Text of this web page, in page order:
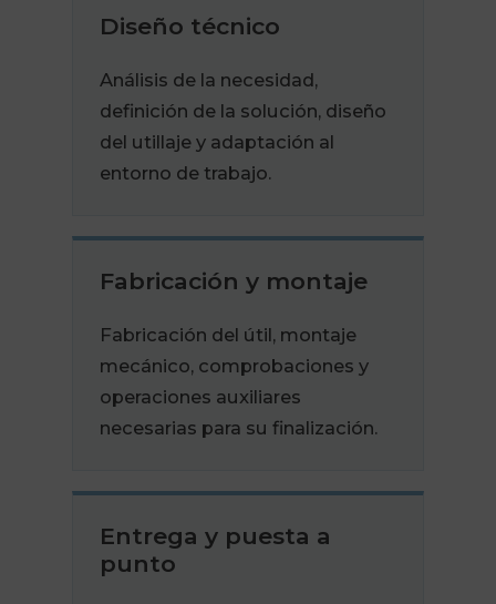
Diseño técnico
Análisis de la necesidad,
definición de la solución, diseño
del utillaje y adaptación al
entorno de trabajo.
Fabricación y montaje
Fabricación del útil, montaje
mecánico, comprobaciones y
operaciones auxiliares
necesarias para su finalización.
Entrega y puesta a
punto